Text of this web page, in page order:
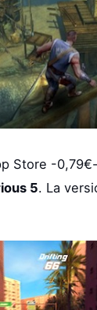
Store -
5. La